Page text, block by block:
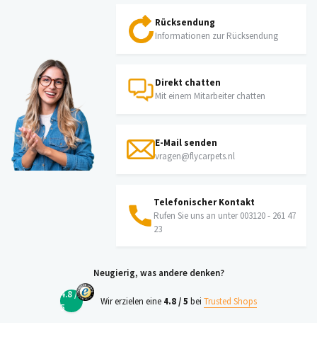
Rücksendung
Informationen zur Rücksendung
Direkt chatten
Mit einem Mitarbeiter chatten
E-Mail senden
vragen@flycarpets.nl
Telefonischer Kontakt
Rufen Sie uns an unter 003120 - 261 47
23
Neugierig, was andere denken?
4.8 /
5
Wir erzielen eine 4.8 / 5 bei Trusted Shops